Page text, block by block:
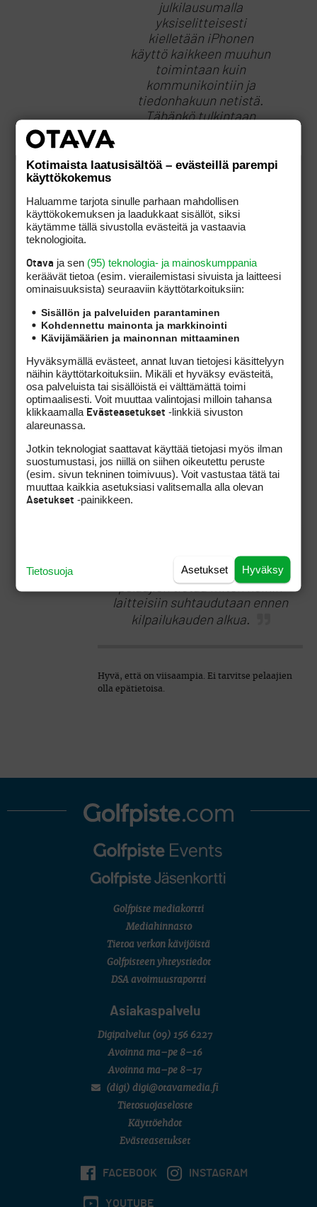
julkilausumalla
yksiselitteisesti
kielletään iPhonen
käyttö kaikkeen muuhun
toimintaan kuin
kommunikointiin ja
tiedonhakuun netistä.
Tähänkö tulkintaan
Ekaan a) kyllä. Tällä
hetkellä. Ekaan b) kyllä,
Mitä muita toimintoja?
Mitä muita toimintoja, jotka
eivät kuulu ”might affect a
player’s play” luokkaan?
Itse asiassa jos tuo
vieraspelaajan tulkinta on
oikea, niin iPhonea ei saa
kommunikointiin, oli
etäisyysmittarit salliva
paikallissääntö voimassa tahi
ei. Edelleen moinen tulkinta on
kiikarina. Pitää kysellä
viisaammilta, täytyyhän
pelaajien tietää miten noihin
laitteisiin suhtaudutaan ennen
kilpailukauden alkua.
Hyvä, että on viisaampia. Ei tarvitse pelaajien
olla epätietoisa.
Golfpiste mediakortti
Mediahinnasto
Tietoa verkon kävijöistä
Golfpisteen yhteystiedot
DSA avoimuusraportti
Asiakaspalvelu
Digipalvelut (09) 156 6227
Avoinna ma–pe 8–16
Avoinna ma–pe 8–17
(digi) digi@otavamedia.fi
Tietosuojaseloste
Käyttöehdot
Evästeasetukset
FACEBOOK INSTAGRAM
YOUTUBE
Kotimaista laatusisältöä – evästeillä parempi
käyttökokemus
Haluamme tarjota sinulle parhaan mahdollisen
käyttökokemuksen ja laadukkaat sisällöt, siksi
käytämme tällä sivustolla evästeitä ja vastaavia
teknologioita.
Otava ja sen (95) teknologia- ja mainoskumppania
keräävät tietoa (esim. vierailemis­tasi sivuista ja laitteesi
ominaisuuk­sista) seuraaviin käyttötarkoituksiin:
Sisällön ja palveluiden parantaminen
Kohdennettu mainonta ja markkinointi
Kävijämäärien ja mainonnan mittaaminen
Hyväksymällä evästeet, annat luvan tietojesi käsittelyyn
näihin käyttötarkoituksiin. Mikäli et hyväksy evästeitä,
osa palveluista tai sisällöistä ei välttämättä toimi
optimaalisesti. Voit muuttaa valintojasi milloin tahansa
klikkaamalla Evästeasetukset -linkkiä sivuston
alareunassa.
Jotkin teknologiat saattavat käyttää tietojasi myös ilman
suostumustasi, jos niillä on siihen oikeutettu peruste
(esim. sivun tekninen toimivuus). Voit vastustaa tätä tai
muuttaa kaikkia asetuksiasi valitsemalla alla olevan
Asetukset -painikkeen.
Hyväksy
Asetukset
Tietosuoja